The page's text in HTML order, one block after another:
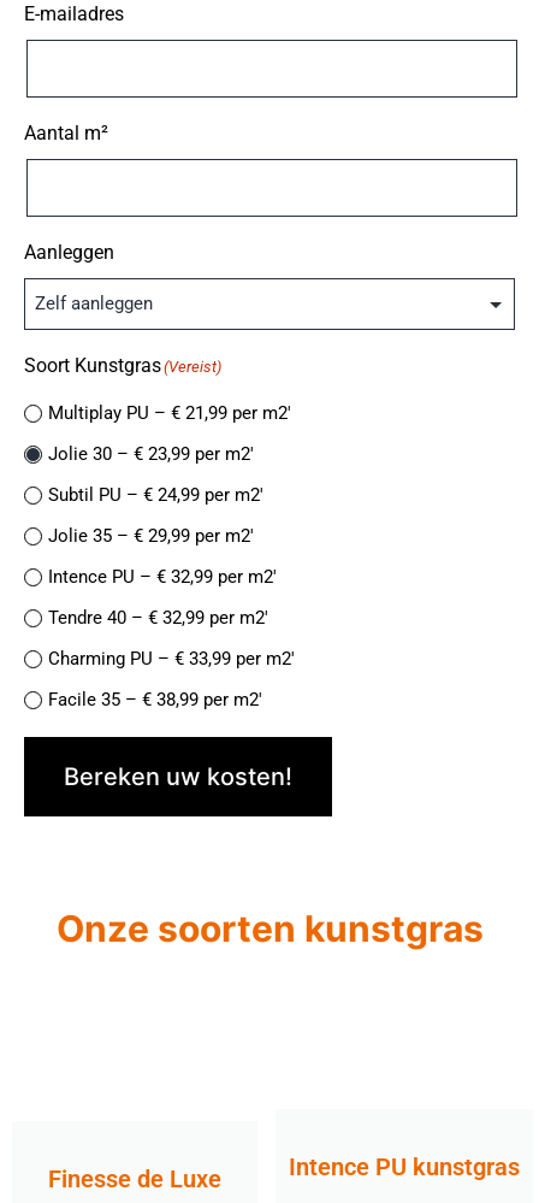
E-mailadres
Aantal m²
Aanleggen
Soort Kunstgras(Vereist)
Multiplay PU – € 21,99 per m2′
Jolie 30 – € 23,99 per m2′
Subtil PU – € 24,99 per m2′
Jolie 35 – € 29,99 per m2′
Intence PU – € 32,99 per m2′
Tendre 40 – € 32,99 per m2′
Charming PU – € 33,99 per m2′
Facile 35 – € 38,99 per m2′
Finesse de Luxe PU – € 38,99 per m2′
Naturelle 42- € 37,99 per m2′
Jolie 45 PU – € 39,99 per m2′
Magnifique 52 – €49,99 per m2′
Bereken uw kosten!
Onze soorten kunstgras
Finesse de Luxe Intence PU kunstgras